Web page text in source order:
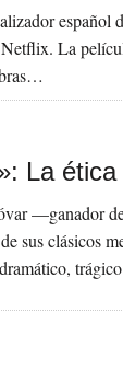
español
La
La
—ganador
sus clásicos